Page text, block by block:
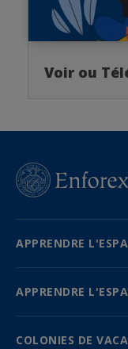
Voir ou
APPRENDRE
APPRENDRE
COLONIES DE